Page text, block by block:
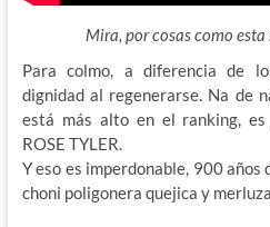
Mira, por cosas como esta
Para colmo, a diferencia de
dignidad al regenerarse. Na de
está más alto en el ranking, es
ROSE TYLER.
Y eso es imperdonable, 900 años
choni poligonera quejica y